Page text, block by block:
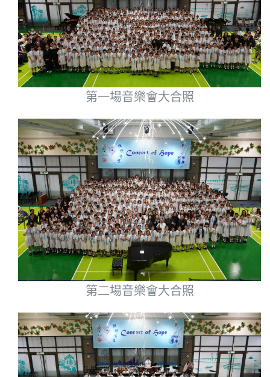
第一場音樂會大合照
第二場音樂會大合照